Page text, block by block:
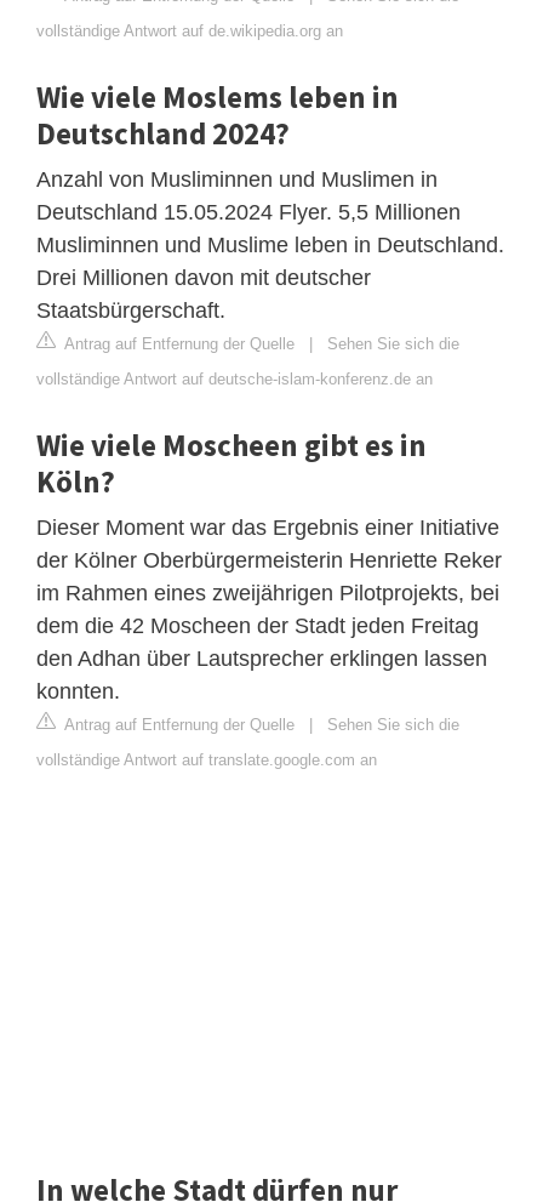
vollständige Antwort auf de.wikipedia.org an
Wie viele Moslems leben in
Deutschland 2024?
Anzahl von Musliminnen und Muslimen in
Deutschland 15.05.2024 Flyer. 5,5 Millionen
Musliminnen und Muslime leben in Deutschland.
Drei Millionen davon mit deutscher
Staatsbürgerschaft.
Antrag auf Entfernung der Quelle | Sehen Sie sich die
vollständige Antwort auf deutsche-islam-konferenz.de an
Wie viele Moscheen gibt es in
Köln?
Dieser Moment war das Ergebnis einer Initiative
der Kölner Oberbürgermeisterin Henriette Reker
im Rahmen eines zweijährigen Pilotprojekts, bei
dem die 42 Moscheen der Stadt jeden Freitag
den Adhan über Lautsprecher erklingen lassen
konnten.
Antrag auf Entfernung der Quelle | Sehen Sie sich die
vollständige Antwort auf translate.google.com an
In welche Stadt dürfen nur